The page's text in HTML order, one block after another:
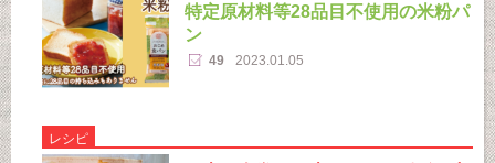
特定原材料等28品目不使用の米粉パ
ン
49 2023.01.05
レシピ